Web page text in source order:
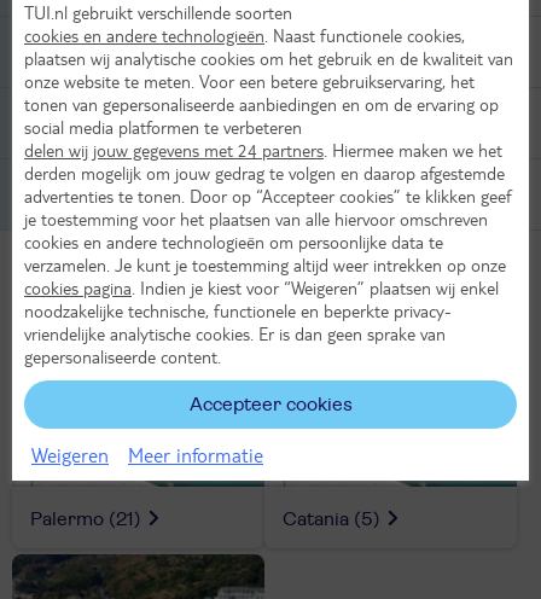
Aan het strand (4)
Direct vanuit het hotel met je voeten in het zand.
Familievakantie (4)
Heerlijke ontspannen vakanties voor het hele gezin.
Vliegvakantie (49)
De makkelijkste manier om de zon op te zoeken.
Toon meer soorten vakanties
Populaire bestemmingen
Palermo (21) Catania (5)
TUI.nl gebruikt verschillende soorten
cookies en andere technologieën . Naast functionele cookies,
plaatsen wij analytische cookies om het gebruik en de kwaliteit van
onze website te meten. Voor een betere gebruikservaring, het
tonen van gepersonaliseerde aanbiedingen en om de ervaring op
social media platformen te verbeteren
delen wij jouw gegevens met 24 partners . Hiermee maken we het
derden mogelijk om jouw gedrag te volgen en daarop afgestemde
advertenties te tonen. Door op “Accepteer cookies” te klikken geef
je toestemming voor het plaatsen van alle hiervoor omschreven
cookies en andere technologieën om persoonlijke data te
verzamelen. Je kunt je toestemming altijd weer intrekken op onze
cookies pagina . Indien je kiest voor “Weigeren” plaatsen wij enkel
noodzakelijke technische, functionele en beperkte privacy-
vriendelijke analytische cookies. Er is dan geen sprake van
gepersonaliseerde content.
Accepteer cookies
Weigeren Meer informatie